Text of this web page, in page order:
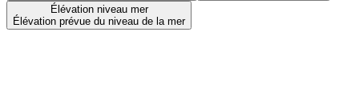
Élévation niveau mer
Élévation prévue du niveau de la mer